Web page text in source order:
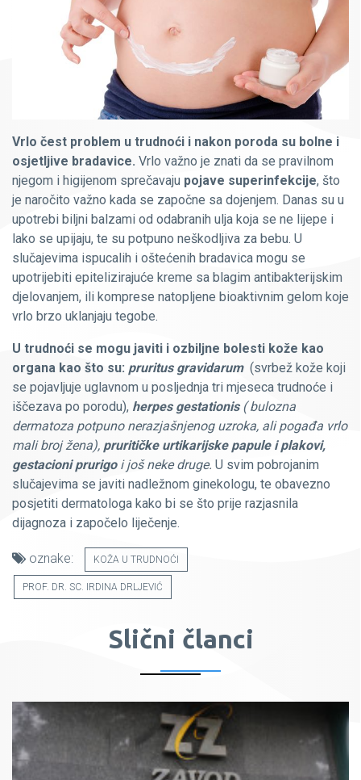
Vrlo čest problem u trudnoći i nakon poroda su bolne i
osjetljive bradavice. Vrlo važno je znati da se pravilnom
njegom i higijenom sprečavaju pojave superinfekcije, što
je naročito važno kada se započne sa dojenjem. Danas su u
upotrebi biljni balzami od odabranih ulja koja se ne lijepe i
lako se upijaju, te su potpuno neškodljiva za bebu. U
slučajevima ispucalih i oštećenih bradavica mogu se
upotrijebiti epitelizirajuće kreme sa blagim antibakterijskim
djelovanjem, ili komprese natopljene bioaktivnim gelom koje
vrlo brzo uklanjaju tegobe.
U trudnoći se mogu javiti i ozbiljne bolesti kože kao
organa kao što su: pruritus gravidarum (svrbež kože koji
se pojavljuje uglavnom u posljednja tri mjeseca trudnoće i
iščezava po porodu), herpes gestationis( bulozna
dermatoza potpuno nerazjašnjenog uzroka, ali pogađa vrlo
mali broj žena), pruritičke urtikarijske papule i plakovi,
gestacioni prurigoi još neke druge. U svim pobrojanim
slučajevima se javiti nadležnom ginekologu, te obavezno
posjetiti dermatologa kako bi se što prije razjasnila
dijagnoza i započelo liječenje.
oznake: KOŽA U TRUDNOĆI
PROF. DR. SC. IRDINA DRLJEVIĆ
Slični članci